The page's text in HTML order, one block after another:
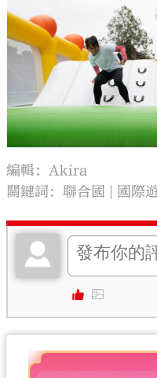
編輯：Akira
關鍵詞：聯合國 國際